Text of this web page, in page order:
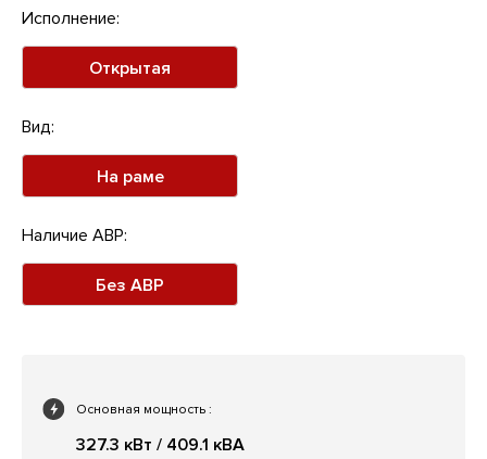
Исполнение:
Открытая
Вид:
На раме
Наличие АВР:
Без АВР
Основная мощность :
327.3 кВт / 409.1 кВА